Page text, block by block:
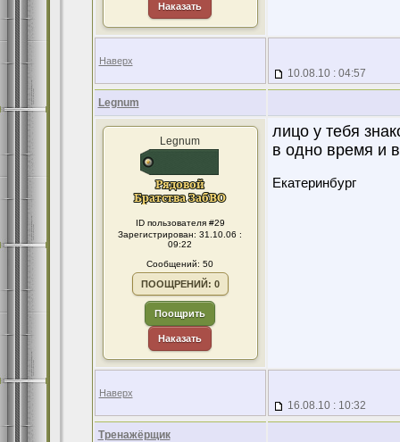
Наказать
Наверх
10.08.10 : 04:57
Legnum
Legnum
ID пользователя #29
Зарегистрирован: 31.10.06 :
09:22
Сообщений: 50
ПООЩРЕНИЙ: 0
Поощрить
Наказать
лицо у тебя
в одно время и
Екатеринбург
Наверх
16.08.10 : 10:32
Тренажёрщик